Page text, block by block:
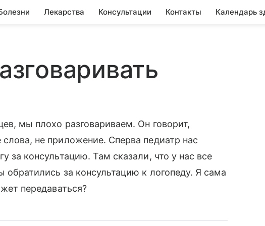
Лекарства Консультации Контакты Календарь
мы плохо разговариваем. Он говорит,
не приложение. Сперва педиатр нас
за консультацию. Там сказали, что у нас все
обратились за консультацию к логопеду. Я сама
передаваться?